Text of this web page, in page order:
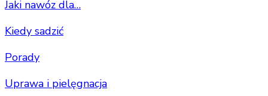
Jaki nawóz dla…
Kiedy sadzić
Porady
Uprawa i pielęgnacja